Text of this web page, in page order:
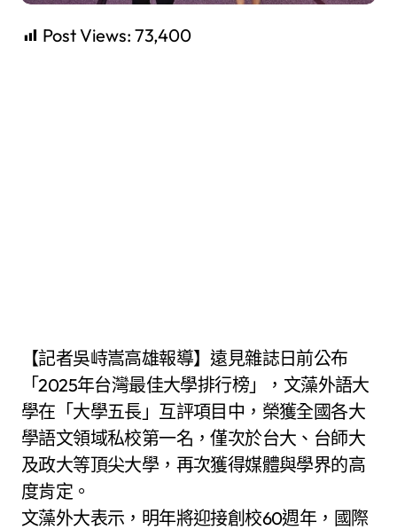
Post Views: 73,400
【記者吳峙嵩高雄報導】遠見雜誌日前公布
「2025年台灣最佳大學排行榜」，文藻外語大
學在「大學五長」互評項目中，榮獲全國各大
學語文領域私校第一名，僅次於台大、台師大
及政大等頂尖大學，再次獲得媒體與學界的高
度肯定。
文藻外大表示，明年將迎接創校60週年，國際